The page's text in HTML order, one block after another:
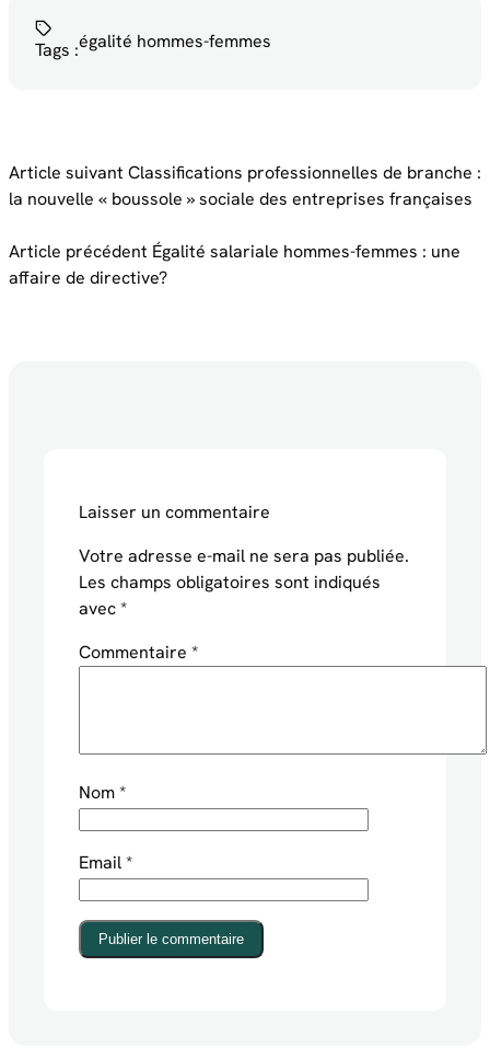
Tags :égalité hommes-femmes
Article suivant Classifications professionnelles de branche :
la nouvelle « boussole » sociale des entreprises françaises
Article précédent Égalité salariale hommes-femmes : une
affaire de directive?
Laisser un commentaire
Votre adresse e-mail ne sera pas publiée.
Les champs obligatoires sont indiqués
avec*
Commentaire *
Nom*
Email*
Publier le commentaire